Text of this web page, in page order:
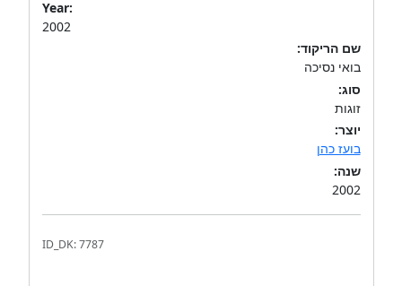
Year:
2002
שם הריקוד:
בואי נסיכה
סוג:
זוגות
יוצר:
בועז כהן
שנה:
2002
ID_DK: 7787